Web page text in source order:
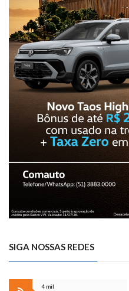
SIGA NOSSAS REDES
4 mil